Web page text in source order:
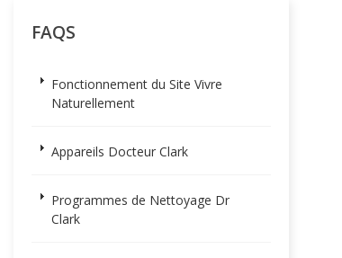
FAQS
Fonctionnement du Site Vivre
Naturellement
Appareils Docteur Clark
Programmes de Nettoyage Dr
Clark